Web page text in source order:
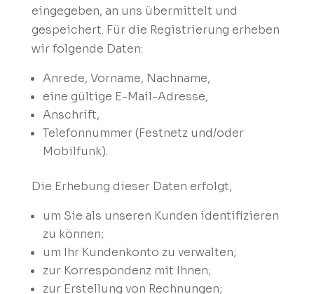
eingegeben, an uns übermittelt und
gespeichert. Für die Registrierung erheben
wir folgende Daten:
Anrede, Vorname, Nachname,
eine gültige E-Mail-Adresse,
Anschrift,
Telefonnummer (Festnetz und/oder
Mobilfunk).
Die Erhebung dieser Daten erfolgt,
um Sie als unseren Kunden identifizieren
zu können;
um Ihr Kundenkonto zu verwalten;
zur Korrespondenz mit Ihnen;
zur Erstellung von Rechnungen;